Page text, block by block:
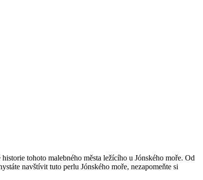
tohoto malebného města ležícího u Jónského moře. Od
navštívit tuto perlu Jónského moře, nezapomeňte si